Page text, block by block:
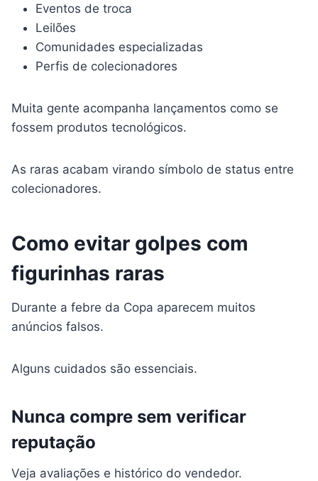
Eventos de troca
Leilões
Comunidades especializadas
Perfis de colecionadores
Muita gente acompanha lançamentos como se
fossem produtos tecnológicos.
As raras acabam virando símbolo de status entre
colecionadores.
Como evitar golpes com
figurinhas raras
Durante a febre da Copa aparecem muitos
anúncios falsos.
Alguns cuidados são essenciais.
Nunca compre sem verificar
reputação
Veja avaliações e histórico do vendedor.